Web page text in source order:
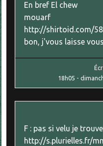
En bref El chew
mouarf
http://shirtoid.com/
bon, j'vous laisse
18h05 -
F : pas si velu je
http://s.plurielles.fr/